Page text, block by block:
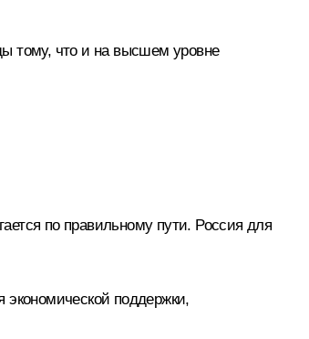
тому, что и на высшем уровне
по правильному пути. Россия для
экономической поддержки,